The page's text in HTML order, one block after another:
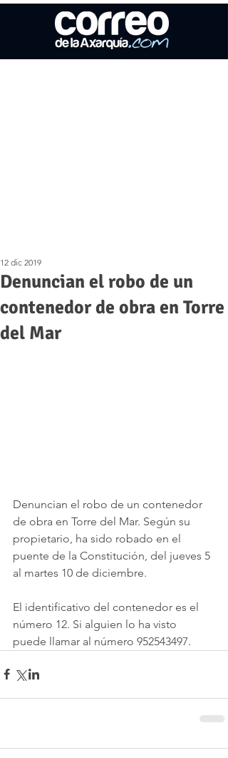
Denuncian el robo de un
contenedor de obra en Torre
del Mar
12 dic 2019
Denuncian el robo de un contenedor
de obra en Torre del Mar. Según su
propietario, ha sido robado en el
puente de la Constitución, del jueves 5
al martes 10 de diciembre.
El identificativo del contenedor es el
número 12. Si alguien lo ha visto
puede llamar al número 952543497.